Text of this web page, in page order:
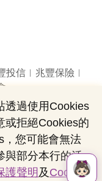
投信
兆豐保險
盡職治理
透過使用Cookies
或拒絕Cookies的
，您可能會無法
與部分本行的活
護聲明 及 Cookies